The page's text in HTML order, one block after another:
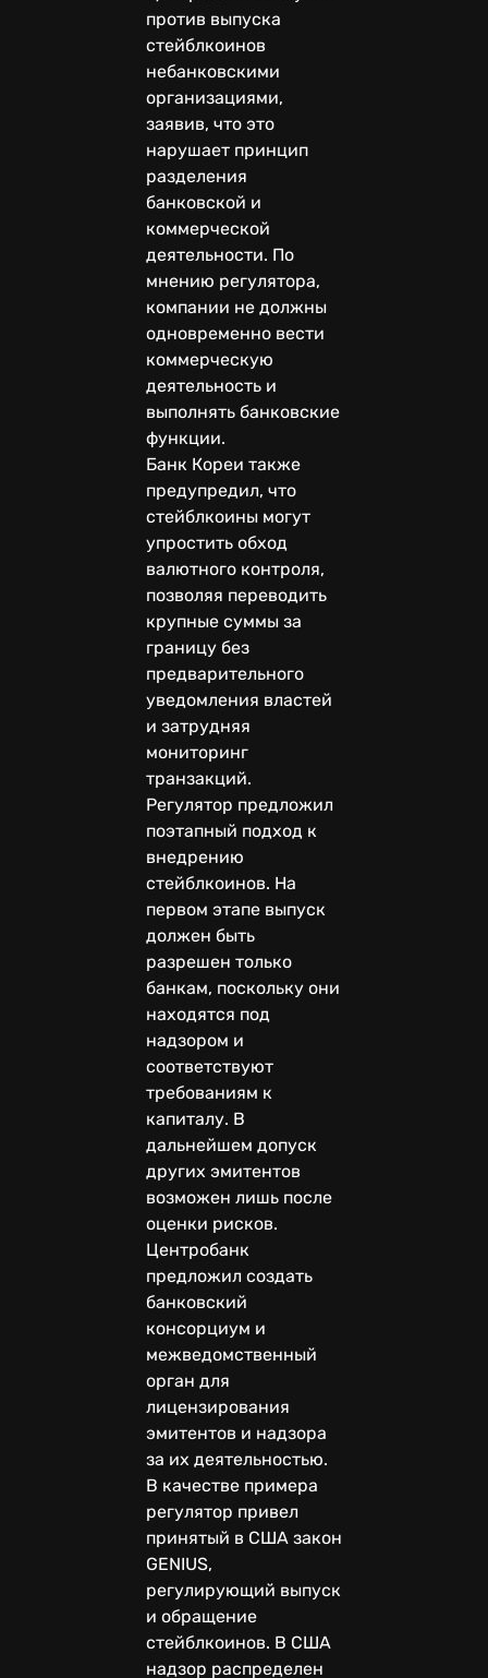
против выпуска
стейблкоинов
небанковскими
организациями,
заявив, что это
нарушает принцип
разделения
банковской и
коммерческой
деятельности. По
мнению регулятора,
компании не должны
одновременно вести
коммерческую
деятельность и
выполнять банковские
функции.
Банк Кореи также
предупредил, что
стейблкоины могут
упростить обход
валютного контроля,
позволяя переводить
крупные суммы за
границу без
предварительного
уведомления властей
и затрудняя
мониторинг
транзакций.
Регулятор предложил
поэтапный подход к
внедрению
стейблкоинов. На
первом этапе выпуск
должен быть
разрешен только
банкам, поскольку они
находятся под
надзором и
соответствуют
требованиям к
капиталу. В
дальнейшем допуск
других эмитентов
возможен лишь после
оценки рисков.
Центробанк
предложил создать
банковский
консорциум и
межведомственный
орган для
лицензирования
эмитентов и надзора
за их деятельностью.
В качестве примера
регулятор привел
принятый в США закон
GENIUS,
регулирующий выпуск
и обращение
стейблкоинов. В США
надзор распределен